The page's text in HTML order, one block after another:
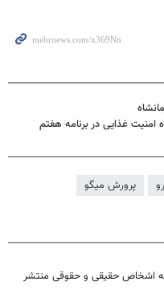
پرورش میگو
اشخاص حقیقی و حقوقی منتشر